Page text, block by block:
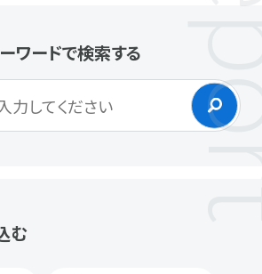
ワードで検索する
む